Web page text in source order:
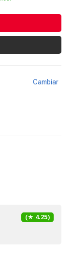
Cambiar
(★ 4.25)